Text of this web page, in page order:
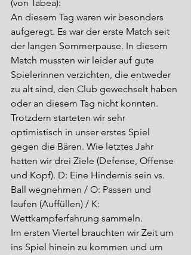
(von Tabea):
An diesem Tag waren wir besonders
aufgeregt. Es war der erste Match seit
der langen Sommerpause. In diesem
Match mussten wir leider auf gute
Spielerinnen verzichten, die entweder
zu alt sind, den Club gewechselt haben
oder an diesem Tag nicht konnten.
Trotzdem starteten wir sehr
optimistisch in unser erstes Spiel
gegen die Bären. Wie letztes Jahr
hatten wir drei Ziele (Defense, Offense
und Kopf). D: Eine Hindernis sein vs.
Ball wegnehmen / O: Passen und
laufen (Auffüllen) / K:
Wettkampferfahrung sammeln.
Im ersten Viertel brauchten wir Zeit um
ins Spiel hinein zu kommen und um